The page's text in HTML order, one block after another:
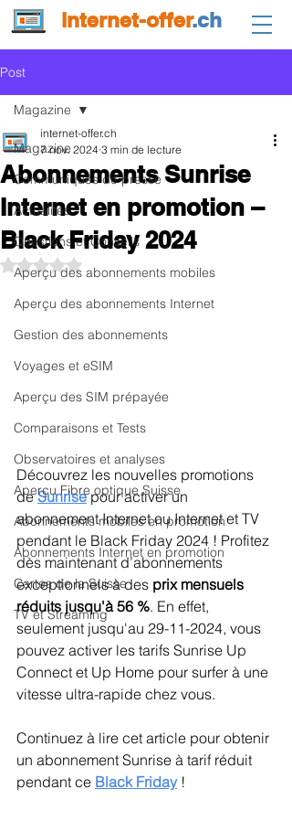
internet-offer.ch
Post
Magazine
Communiqués de presse
Actualités
Questions et Conseils
Aperçu des abonnements mobiles
Aperçu des abonnements Internet
Gestion des abonnements
Voyages et eSIM
Aperçu des SIM prépayée
Comparaisons et Tests
Observatoires et analyses
Aperçu Fibre optique Suisse
Abonnements mobiles en promotion
Abonnements Internet en promotion
Cartes de la Suisse
TV et Streaming
Magazine
Abonnements Sunrise
Internet en promotion –
Black Friday 2024
internet-offer.ch
7 nov. 2024 3 min de lecture
Noté NaN étoiles sur 5.
Découvrez les nouvelles promotions
de Sunrise pour activer un
abonnement Internet ou Internet et TV
pendant le Black Friday 2024 ! Profitez
dès maintenant d’abonnements
exceptionnels à des prix mensuels
réduits jusqu'à 56 %. En effet,
seulement jusqu'au 29-11-2024, vous
pouvez activer les tarifs Sunrise Up
Connect et Up Home pour surfer à une
vitesse ultra-rapide chez vous.
Continuez à lire cet article pour obtenir
un abonnement Sunrise à tarif réduit
pendant ce Black Friday !